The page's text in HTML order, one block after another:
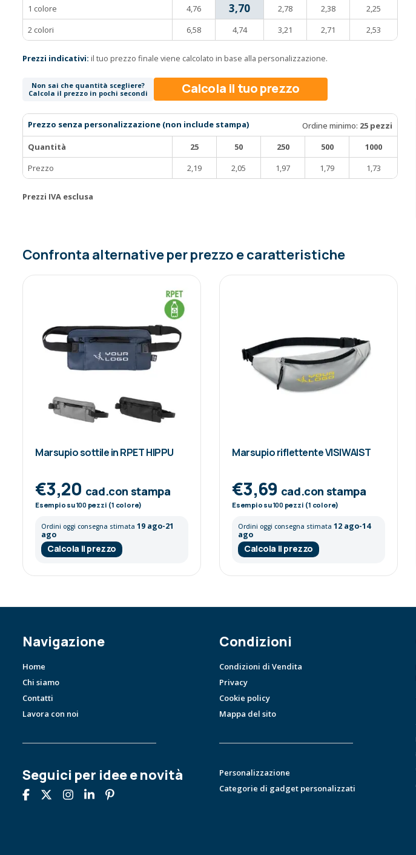
1 colore
4,76 3,70 2,78 2,38
2,25
2 colori
6,58 4,74 3,21 2,71 2,53
Prezzi indicativi: il tuo prezzo finale viene calcolato in base alla personalizzazione.
Non sai che quantità scegliere?
Calcola il prezzo in pochi secondi
Calcola il tuo prezzo
Prezzo senza personalizzazione (non include stampa) Ordine minimo: 25 pezzi
Quantità
25 50 250 500
1000
Prezzo
2,19 2,05 1,97 1,79 1,73
Prezzi IVA esclusa
Confronta alternative per prezzo e caratteristiche
Marsupio sottile in RPET HIPPU
€3,20 cad.con stampa
Esempio su100pezzi (1 colore)
Ordini oggi consegna stimata 19 ago-21
ago
Calcola il prezzo
Marsupio riflettente VISIWAIST
€3,69 cad.con stampa
Esempio su100pezzi (1 colore)
Ordini oggi consegna stimata 12 ago-14
ago
Calcola il prezzo
Navigazione
Home
Chi siamo
Contatti
Lavora con noi
Seguici per idee e novità
Condizioni
Condizioni di Vendita
Privacy
Cookie policy
Mappa del sito
Personalizzazione
Categorie di gadget personalizzati